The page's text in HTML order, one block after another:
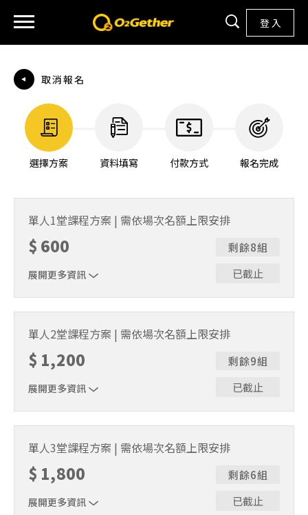
登 入
取消報名
選擇方案 資料填寫 付款方式 報名完成
單人1堂課程方案 | 需依場次名額上限安排
$ 600
展開更多資訊
剩餘8組
已截止
邀請親友一同報名參加，一起精進匹克球基本功！ 如人數
未達開班門檻，或因天候不佳無法如期舉行，POA將視情況
安排延期或併班處理。 ⚠️ 報名完成後，如因天候因素無法
上課，僅提供課程延期選項，恕不退費，請參閱【報名與課
程異動規則】。報名後視為您已同意上述規則。
單人2堂課程方案 | 需依場次名額上限安排
$ 1,200
展開更多資訊
剩餘9組
已截止
邀請親友一同報名參加，一起精進匹克球基本功！ 如人數
未達開班門檻，或因天候不佳無法如期舉行，POA將視情況
安排延期或併班處理。 ⚠️ 報名完成後，如因天候因素無法
上課，僅提供課程延期選項，恕不退費，請參閱【報名與課
程異動規則】。報名後視為您已同意上述規則。
單人3堂課程方案 | 需依場次名額上限安排
$ 1,800
展開更多資訊
剩餘6組
已截止